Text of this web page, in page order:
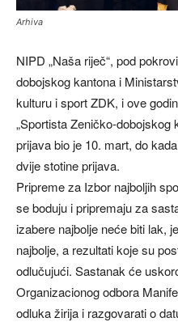
Arhiva
NIPD „Naša riječ“, pod
dobojskog kantona i
kulturu i sport ZDK, i ove
„Sportista Zeničko-dobojskog
prijava bio je 10. mart, do
dvije stotine prijava.
Pripreme za Izbor najboljih
se boduju i pripremaju za
izabere najbolje neće biti lak,
najbolje, a rezultati koje su
odlučujući. Sastanak će
Organizacionog odbora
odluka žirija i razgovarati o